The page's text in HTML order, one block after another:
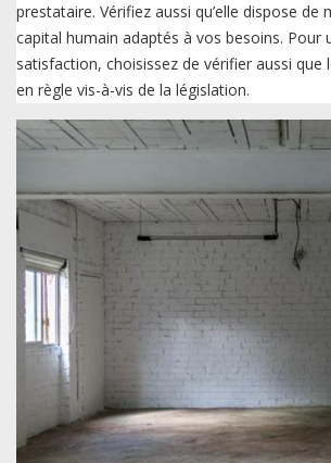
prestataire. Vérifiez aussi qu’elle dispose de
capital humain adaptés à vos besoins. Pour
satisfaction, choisissez de vérifier aussi que
en règle vis-à-vis de la législation.